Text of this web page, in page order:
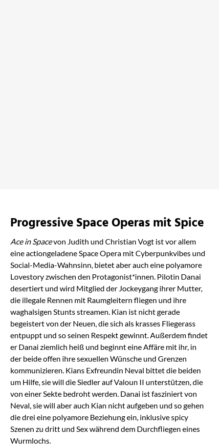
Progressive Space Operas mit Spice
Ace in Spacevon Judith und Christian Vogt ist vor allem
eine actiongeladene Space Opera mit Cyberpunkvibes und
Social-Media-Wahnsinn, bietet aber auch eine polyamore
Lovestory zwischen den Protagonist*innen. Pilotin Danai
desertiert und wird Mitglied der Jockeygang ihrer Mutter,
die illegale Rennen mit Raumgleitern fliegen und ihre
waghalsigen Stunts streamen. Kian ist nicht gerade
begeistert von der Neuen, die sich als krasses Fliegerass
entpuppt und so seinen Respekt gewinnt. Außerdem findet
er Danai ziemlich heiß und beginnt eine Affäre mit ihr, in
der beide offen ihre sexuellen Wünsche und Grenzen
kommunizieren. Kians Exfreundin Neval bittet die beiden
um Hilfe, sie will die Siedler auf Valoun II unterstützen, die
von einer Sekte bedroht werden. Danai ist fasziniert von
Neval, sie will aber auch Kian nicht aufgeben und so gehen
die drei eine polyamore Beziehung ein, inklusive spicy
Szenen zu dritt und Sex während dem Durchfliegen eines
Wurmlochs.